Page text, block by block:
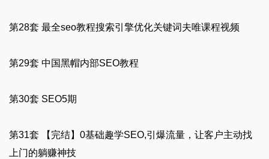
第28套 最全seo教程搜索引擎优化关键词夫唯课程视频
第29套 中国黑帽内部SEO教程
第30套 SEO5期
第31套 【完结】0基础趣学SEO,引爆流量，让客户主动找
上门的躺赚神技